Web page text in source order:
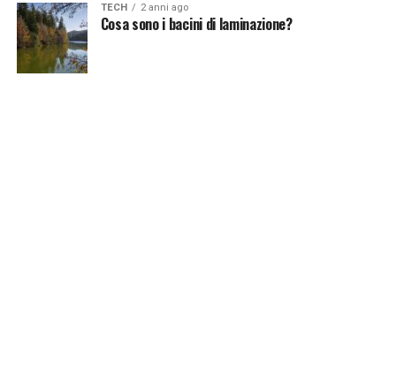
TECH 2 anni ago
Cosa sono i bacini di laminazione?